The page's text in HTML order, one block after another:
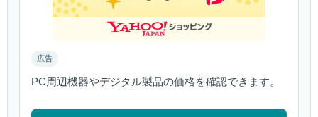
広告
PC周辺機器やデジタル製品の価格を確認できます。